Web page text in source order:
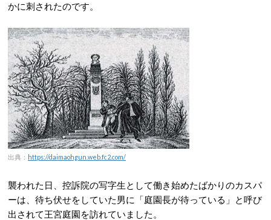
かに刺されたのです。
出典： https://daimaohgun.web.fc2.com/
襲われた日、控訴院の写字生として働き始めたばかりのカスパ
ーは、待ち伏せをしていた男に「庭園長が待っている」と呼び
出されて王宮庭園を訪れていました。